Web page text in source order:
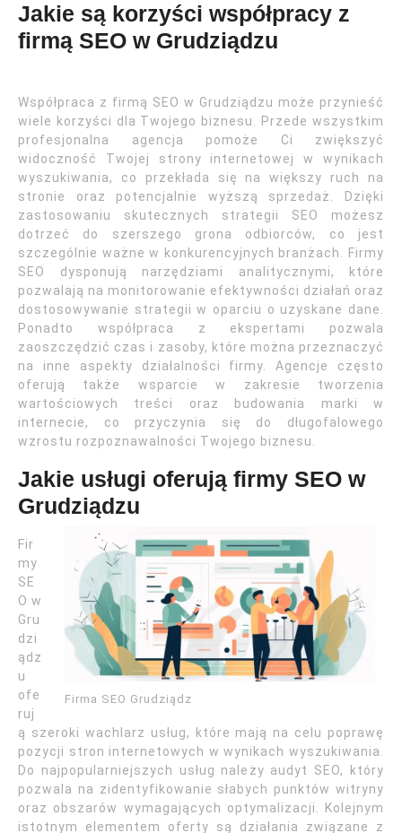
Jakie są korzyści współpracy z
firmą SEO w Grudziądzu
Współpraca z firmą SEO w Grudziądzu może przynieść
wiele korzyści dla Twojego biznesu. Przede wszystkim
profesjonalna agencja pomoże Ci zwiększyć
widoczność Twojej strony internetowej w wynikach
wyszukiwania, co przekłada się na większy ruch na
stronie oraz potencjalnie wyższą sprzedaż. Dzięki
zastosowaniu skutecznych strategii SEO możesz
dotrzeć do szerszego grona odbiorców, co jest
szczególnie ważne w konkurencyjnych branżach. Firmy
SEO dysponują narzędziami analitycznymi, które
pozwalają na monitorowanie efektywności działań oraz
dostosowywanie strategii w oparciu o uzyskane dane.
Ponadto współpraca z ekspertami pozwala
zaoszczędzić czas i zasoby, które można przeznaczyć
na inne aspekty działalności firmy. Agencje często
oferują także wsparcie w zakresie tworzenia
wartościowych treści oraz budowania marki w
internecie, co przyczynia się do długofalowego
wzrostu rozpoznawalności Twojego biznesu.
Jakie usługi oferują firmy SEO w
Grudziądzu
Firma SEO Grudziądz
Fir
my
SE
O w
Gru
dzi
ądz
u
ofe
ruj
ą szeroki wachlarz usług, które mają na celu poprawę
pozycji stron internetowych w wynikach wyszukiwania.
Do najpopularniejszych usług należy audyt SEO, który
pozwala na zidentyfikowanie słabych punktów witryny
oraz obszarów wymagających optymalizacji. Kolejnym
istotnym elementem oferty są działania związane z